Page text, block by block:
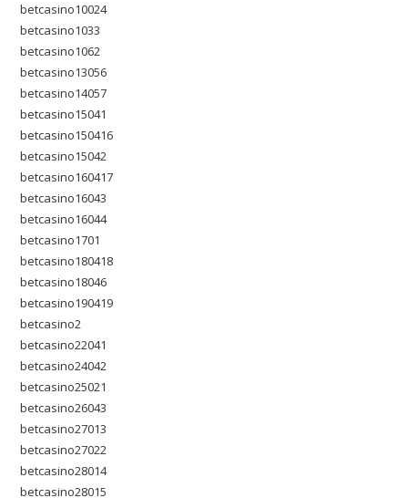
betcasino10024
betcasino1033
betcasino1062
betcasino13056
betcasino14057
betcasino15041
betcasino150416
betcasino15042
betcasino160417
betcasino16043
betcasino16044
betcasino1701
betcasino180418
betcasino18046
betcasino190419
betcasino2
betcasino22041
betcasino24042
betcasino25021
betcasino26043
betcasino27013
betcasino27022
betcasino28014
betcasino28015